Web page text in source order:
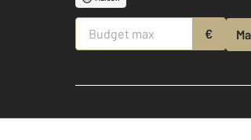
€